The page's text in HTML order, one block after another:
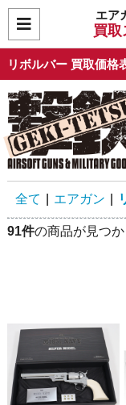
エア
買取
リボルバー 買取価格
全て エアガン
91件の商品が見つ